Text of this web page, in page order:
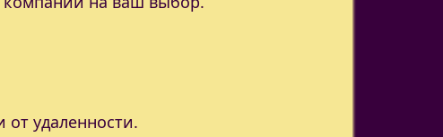
от удаленности.